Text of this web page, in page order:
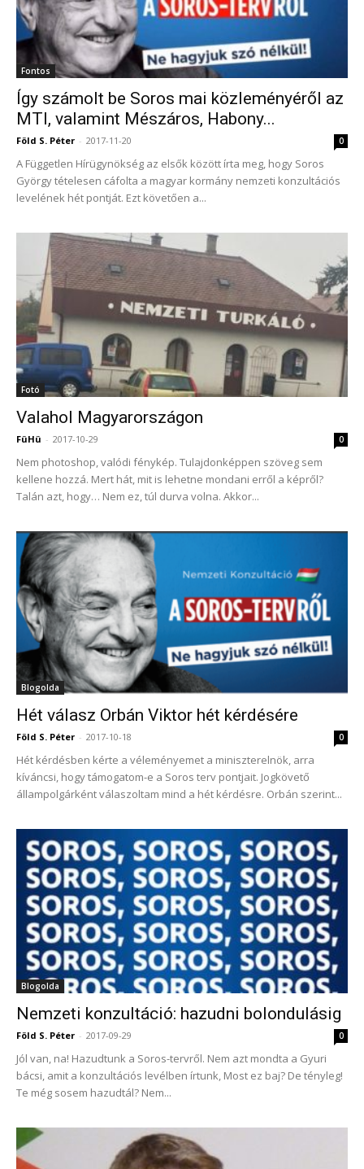
Fontos
Így számolt be Soros mai közleményéről az
MTI, valamint Mészáros, Habony...
Föld S. Péter - 2017-11-20 0
A Független Hírügynökség az elsők között írta meg, hogy Soros
György tételesen cáfolta a magyar kormány nemzeti konzultációs
levelének hét pontját. Ezt követően a...
Fotó
Valahol Magyarországon
FüHü - 2017-10-29 0
Nem photoshop, valódi fénykép. Tulajdonképpen szöveg sem
kellene hozzá. Mert hát, mit is lehetne mondani erről a képről?
Talán azt, hogy… Nem ez, túl durva volna. Akkor...
Blogolda
Hét válasz Orbán Viktor hét kérdésére
Föld S. Péter - 2017-10-18 0
Hét kérdésben kérte a véleményemet a miniszterelnök, arra
kíváncsi, hogy támogatom-e a Soros terv pontjait. Jogkövető
állampolgárként válaszoltam mind a hét kérdésre. Orbán szerint...
Blogolda
Nemzeti konzultáció: hazudni bolondulásig
Föld S. Péter - 2017-09-29 0
Jól van, na! Hazudtunk a Soros-tervről. Nem azt mondta a Gyuri
bácsi, amit a konzultációs levélben írtunk, Most ez baj? De tényleg!
Te még sosem hazudtál? Nem...